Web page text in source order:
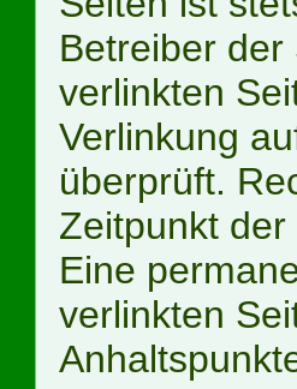
Betreiber
verlinkten
Verlinkung
überprüft.
Zeitpunkt
Eine
verlinkten